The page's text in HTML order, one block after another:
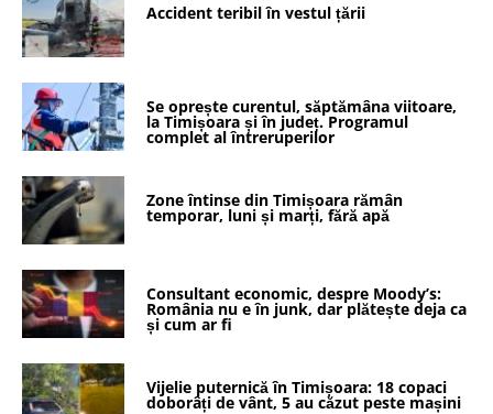
Accident teribil în vestul țării
Se oprește curentul, săptămâna viitoare,
la Timișoara și în județ. Programul
complet al întreruperilor
Zone întinse din Timișoara rămân
temporar, luni și marți, fără apă
Consultant economic, despre Moody’s:
România nu e în junk, dar plătește deja ca
și cum ar fi
Vijelie puternică în Timișoara: 18 copaci
doborâți de vânt, 5 au căzut peste mașini